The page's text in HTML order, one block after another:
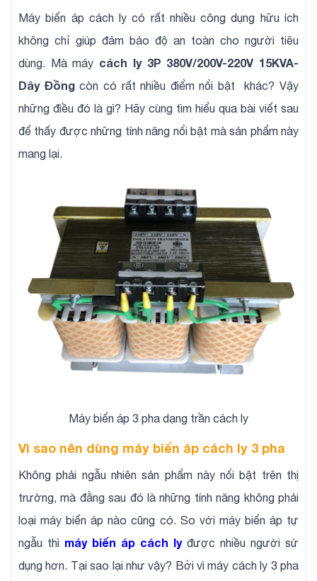
Máy biến áp cách ly có rất nhiều công dụng hữu ích
không chỉ giúp đảm bảo độ an toàn cho người tiêu
dùng. Mà máy cách ly 3P 380V/200V-220V 15KVA-
Dây Đồngcòn có rất nhiều điểm nổi bật khác? Vậy
những điều đó là gì? Hãy cùng tìm hiểu qua bài viết sau
để thấy được những tính năng nổi bật mà sản phẩm này
mang lại.
Máy biến áp 3 pha dạng trần cách ly
Vì sao nên dùng máy biến áp cách ly 3 pha
Không phải ngẫu nhiên sản phẩm này nổi bật trên thị
trường, mà đằng sau đó là những tính năng không phải
loại máy biến áp nào cũng có. So với máy biến áp tự
ngẫu thì máy biến áp cách lyđược nhiều người sử
dụng hơn. Tại sao lại như vậy? Bởi vì máy cách ly 3 pha